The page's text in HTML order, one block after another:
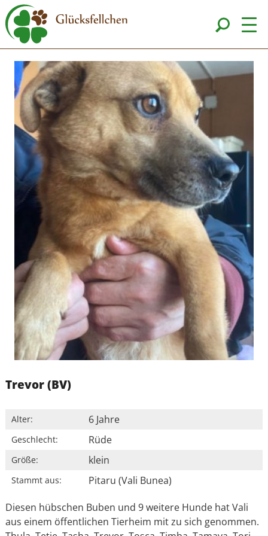
Trevor (BV)
Alter: 6 Jahre
Geschlecht: Rüde
Größe: klein
Stammt aus: Pitaru (Vali Bunea)
Diesen hübschen Buben und 9 weitere Hunde hat Vali
aus einem öffentlichen Tierheim mit zu sich genommen.